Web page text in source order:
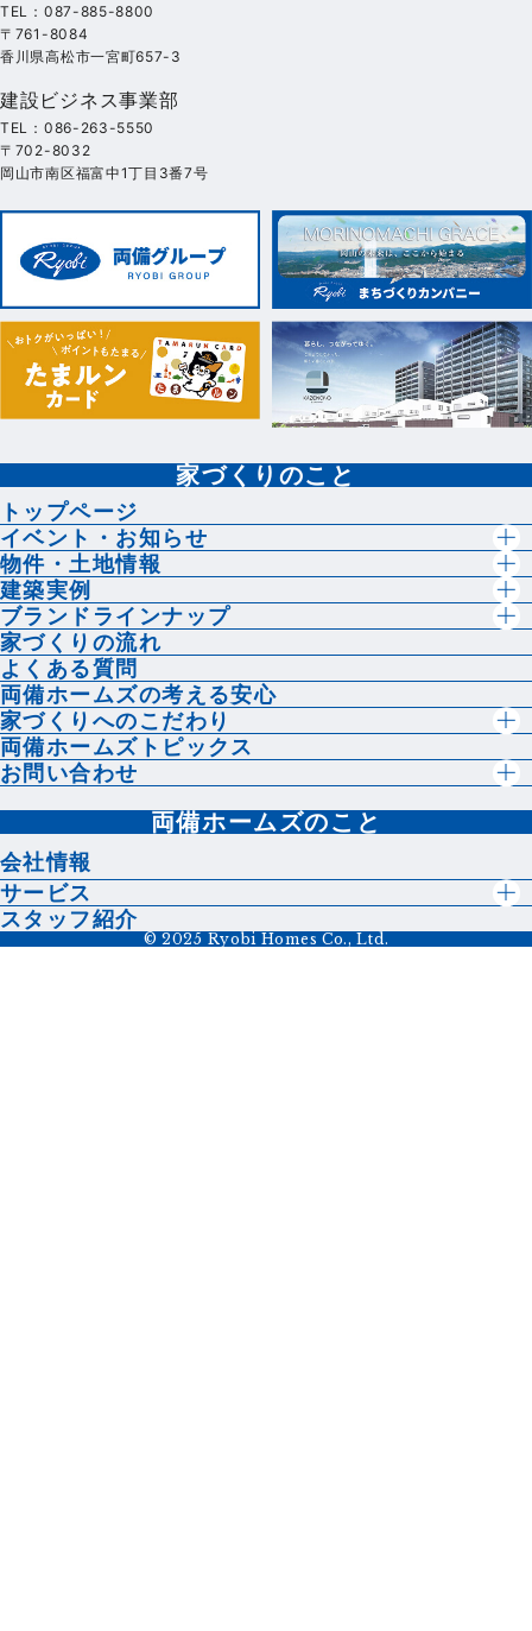
TEL：087-885-8800
〒761-8084
香川県高松市一宮町657-3
建設ビジネス事業部
TEL：086-263-5550
〒702-8032
岡山市南区福富中1丁目3番7号
家づくりのこと
トップページ
イベント・お知らせ
物件・土地情報
建築実例
ブランドラインナップ
家づくりの流れ
よくある質問
両備ホームズの考える安心
家づくりへのこだわり
両備ホームズトピックス
お問い合わせ
両備ホームズのこと
会社情報
サービス
スタッフ紹介
© 2025 Ryobi Homes Co., Ltd.